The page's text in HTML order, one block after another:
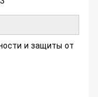
и защиты от